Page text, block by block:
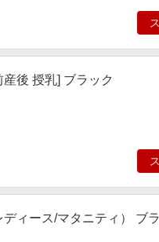
後 授乳] ブラック
ィース/マタニティ） ブ